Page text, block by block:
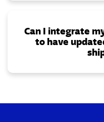
Can I integrate
to have